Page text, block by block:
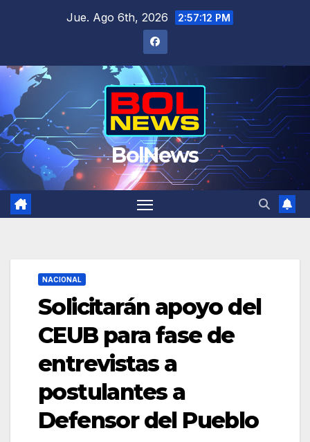
Jue. Ago 6th, 2026 2:57:13 PM
BolNews
NACIONAL
Solicitarán apoyo del
CEUB para fase de
entrevistas a
postulantes a
Defensor del Pueblo